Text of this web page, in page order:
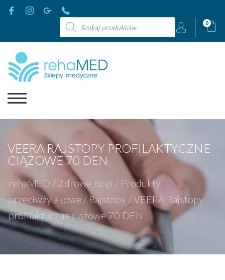
Wyszukiwarka
produktów
0
VEERA RAJSTOPY PROFILAKTYCZNE
CIĄŻOWE 70 DEN
rehaMED / Zdrowe nogi / Produkty
przeciwżylakowe /Rajstopy /VEERA Rajstopy
profilaktyczne ciążowe 70 DEN